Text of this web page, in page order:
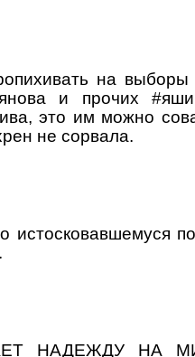
на выборы
и прочих
это им можно
не сорвала.
истосковавшемуся
НАДЕЖДУ НА